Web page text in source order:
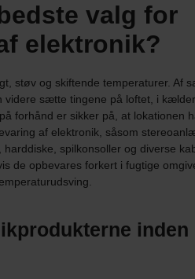
valg for
elektronik?
støv og skiftende temperaturer. Af
videre sætte tingene på loftet, i
forhånd er sikker på, at lokationen
af elektronik, såsom
spilkonsoller og diverse
de opbevares forkert i fugtige
inden